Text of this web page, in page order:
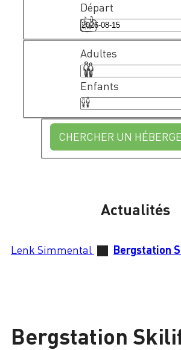
Départ
Adultes
Enfants
CHERCHER UN
Actualités
Lenk Simmental Bergstation
Bergstation